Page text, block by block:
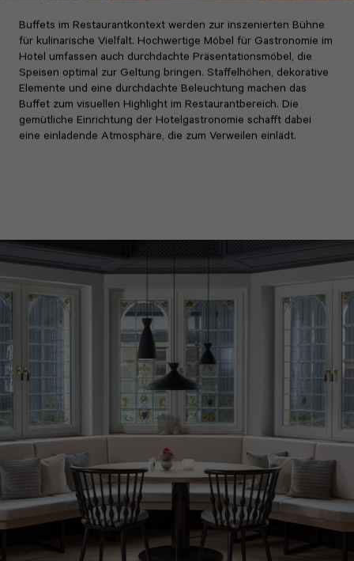
Buffets im Restaurantkontext werden zur inszenierten Bühne
für kulinarische Vielfalt. Hochwertige Möbel für Gastronomie im
Hotel umfassen auch durchdachte Präsentationsmöbel, die
Speisen optimal zur Geltung bringen. Staffelhöhen, dekorative
Elemente und eine durchdachte Beleuchtung machen das
Buffet zum visuellen Highlight im Restaurantbereich. Die
gemütliche Einrichtung der Hotelgastronomie schafft dabei
eine einladende Atmosphäre, die zum Verweilen einlädt.